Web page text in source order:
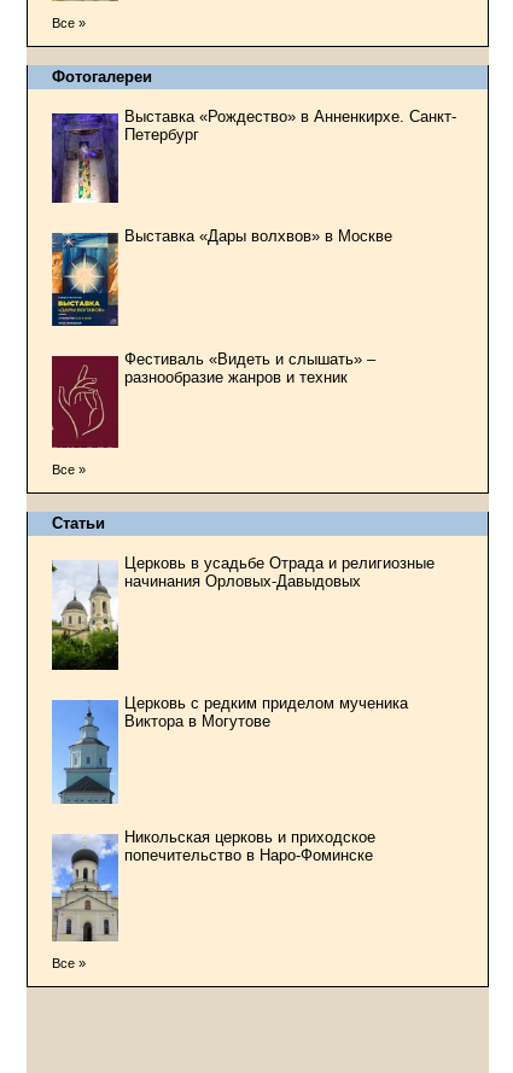
Все »
Фотогалереи
Выставка «Рождество» в Анненкирхе. Санкт-
Петербург
Выставка «Дары волхвов» в Москве
Фестиваль «Видеть и слышать» –
разнообразие жанров и техник
Все »
Статьи
Церковь в усадьбе Отрада и религиозные
начинания Орловых-Давыдовых
Церковь с редким приделом мученика
Виктора в Могутове
Никольская церковь и приходское
попечительство в Наро-Фоминске
Все »